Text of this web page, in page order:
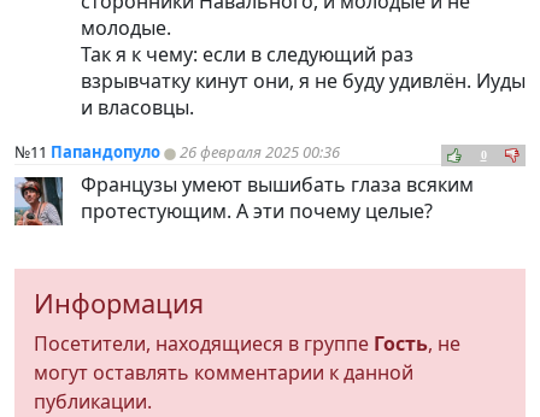
молодые.
Так я к чему: если в следующий раз
взрывчатку кинут они, я не буду удивлён. Иуды
и власовцы.
№11 Папандопуло 26 февраля 2025 00:36 0
Французы умеют вышибать глаза всяким
протестующим. А эти почему целые?
Информация
Посетители, находящиеся в группе Гость, не
могут оставлять комментарии к данной
публикации.